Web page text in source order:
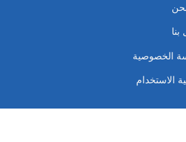
الخصوصية
الاستخدام